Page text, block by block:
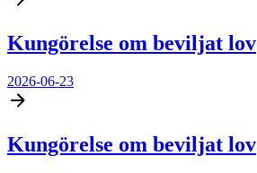
Kungörelse om beviljat lov
2026-06-23
Kungörelse om beviljat lov